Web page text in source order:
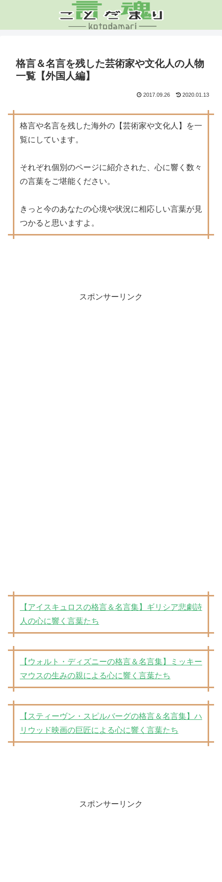
格言＆名言を残した芸術家や文化人の人物
一覧【外国人編】
2017.09.26 2020.01.13
格言や名言を残した海外の【芸術家や文化人】を一
覧にしています。
それぞれ個別のページに紹介された、心に響く数々
の言葉をご堪能ください。
きっと今のあなたの心境や状況に相応しい言葉が見
つかると思いますよ。
スポンサーリンク
【アイスキュロスの格言＆名言集】ギリシア悲劇詩
人の心に響く言葉たち
【ウォルト・ディズニーの格言＆名言集】ミッキー
マウスの生みの親による心に響く言葉たち
【スティーヴン・スピルバーグの格言＆名言集】ハ
リウッド映画の巨匠による心に響く言葉たち
スポンサーリンク